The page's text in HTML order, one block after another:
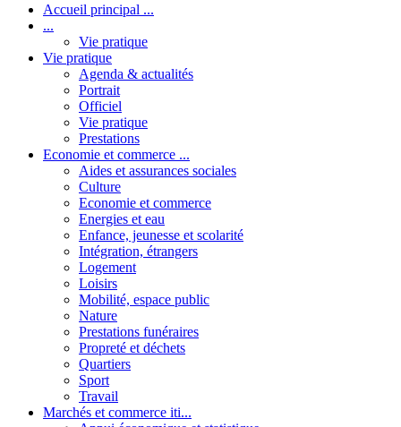
Accueil principal ...
...
Vie pratique
Vie pratique
Agenda & actualités
Portrait
Officiel
Vie pratique
Prestations
Economie et commerce ...
Aides et assurances sociales
Culture
Economie et commerce
Energies et eau
Enfance, jeunesse et scolarité
Intégration, étrangers
Logement
Loisirs
Mobilité, espace public
Nature
Prestations funéraires
Propreté et déchets
Quartiers
Sport
Travail
Marchés et commerce iti...